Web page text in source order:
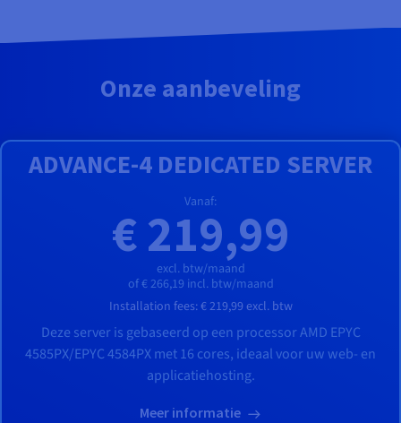
Onze aanbeveling
ADVANCE-4 DEDICATED SERVER
Vanaf:
€ 219,99
excl. btw/maand
of € 266,19 incl. btw/maand
Installation fees:€ 219,99 excl. btw
Deze server is gebaseerd op een processorAMD EPYC
4585PX/EPYC 4584PXmet16 cores, ideaal voor uw web- en
applicatiehosting.
Meer informatie